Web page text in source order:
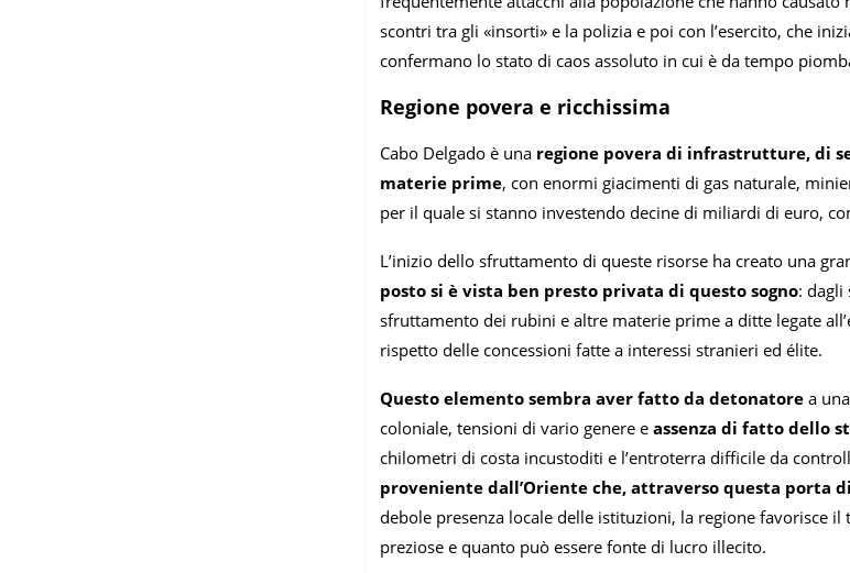
scontri tra gli «insorti» e la polizia e poi con l’esercito, che
confermano lo stato di caos assoluto in cui è da tempo
Regione povera e ricchissima
Cabo Delgado è una regione povera di infrastrutture, di
materie prime, con enormi giacimenti di gas naturale,
per il quale si stanno investendo decine di miliardi di euro,
L’inizio dello sfruttamento di queste risorse ha creato una
posto si è vista ben presto privata di questo sogno: dagli
sfruttamento dei rubini e altre materie prime a ditte legate
rispetto delle concessioni fatte a interessi stranieri ed élite.
Questo elemento sembra aver fatto da detonatore a
coloniale, tensioni di vario genere e assenza di fatto dello
chilometri di costa incustoditi e l’entroterra difficile da
proveniente dall’Oriente che, attraverso questa porta
debole presenza locale delle istituzioni, la regione favorisce
preziose e quanto può essere fonte di lucro illecito.